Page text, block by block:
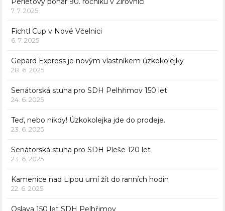
7. 7. 2025
Fichtl Cup v Nové Včelnici
6. 7. 2025
Gepard Express je novým vlastníkem úzkokolejky
28. 6. 2025
Senátorská stuha pro SDH Pelhřimov 150 let
24. 6. 2025
Teď, nebo nikdy! Úzkokolejka jde do prodeje.
23. 6. 2025
Senátorská stuha pro SDH Pleše 120 let
23. 6. 2025
Kamenice nad Lipou umí žít do ranních hodin
22. 6. 2025
Oslava 150 let SDH Pelhřimov